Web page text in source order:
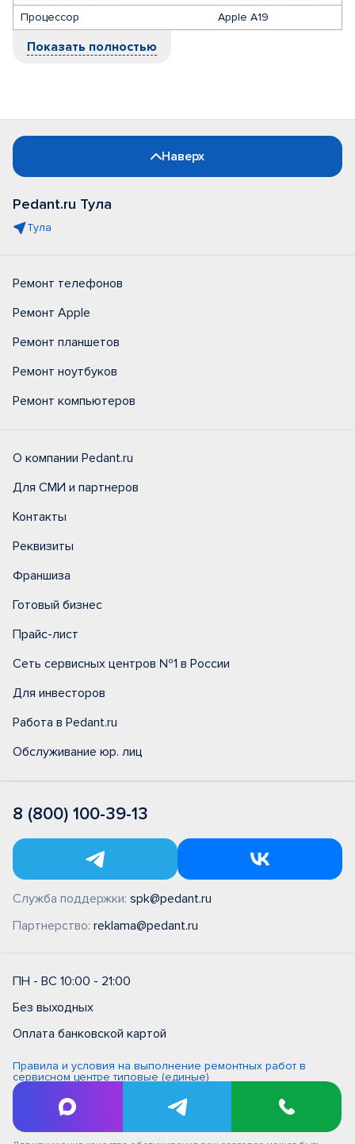
Процессор
Apple A19
Показать полностью
Наверх
Pedant.ru Тула
Тула
Ремонт телефонов
Ремонт Apple
Ремонт планшетов
Ремонт ноутбуков
Ремонт компьютеров
О компании Pedant.ru
Для СМИ и партнеров
Контакты
Реквизиты
Франшиза
Готовый бизнес
Прайс-лист
Сеть сервисных центров №1 в России
Для инвесторов
Работа в Pedant.ru
Обслуживание юр. лиц
8 (800) 100-39-13
Служба поддержки: spk@pedant.ru
Партнерство: reklama@pedant.ru
ПН - ВС 10:00 - 21:00
Без выходных
Оплата банковской картой
Правила и условия на выполнение ремонтных работ в
сервисном центре типовые (единые)
Политика обработки персональных данных
Политика обработки персональных данных в ООО
"Цифровой сервис"